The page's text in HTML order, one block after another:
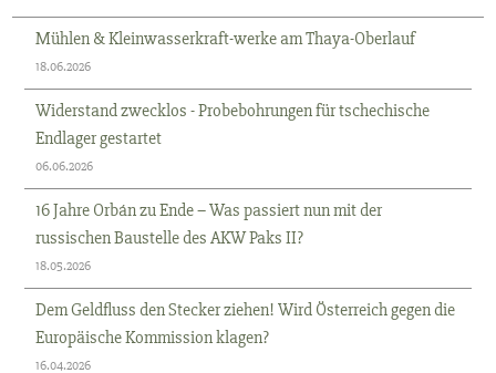
Mühlen & Kleinwasserkraft-werke am Thaya-Oberlauf
18.06.2026
Widerstand zwecklos - Probebohrungen für tschechische
Endlager gestartet
06.06.2026
16 Jahre Orbán zu Ende – Was passiert nun mit der
russischen Baustelle des AKW Paks II?
18.05.2026
Dem Geldfluss den Stecker ziehen! Wird Österreich gegen die
Europäische Kommission klagen?
16.04.2026